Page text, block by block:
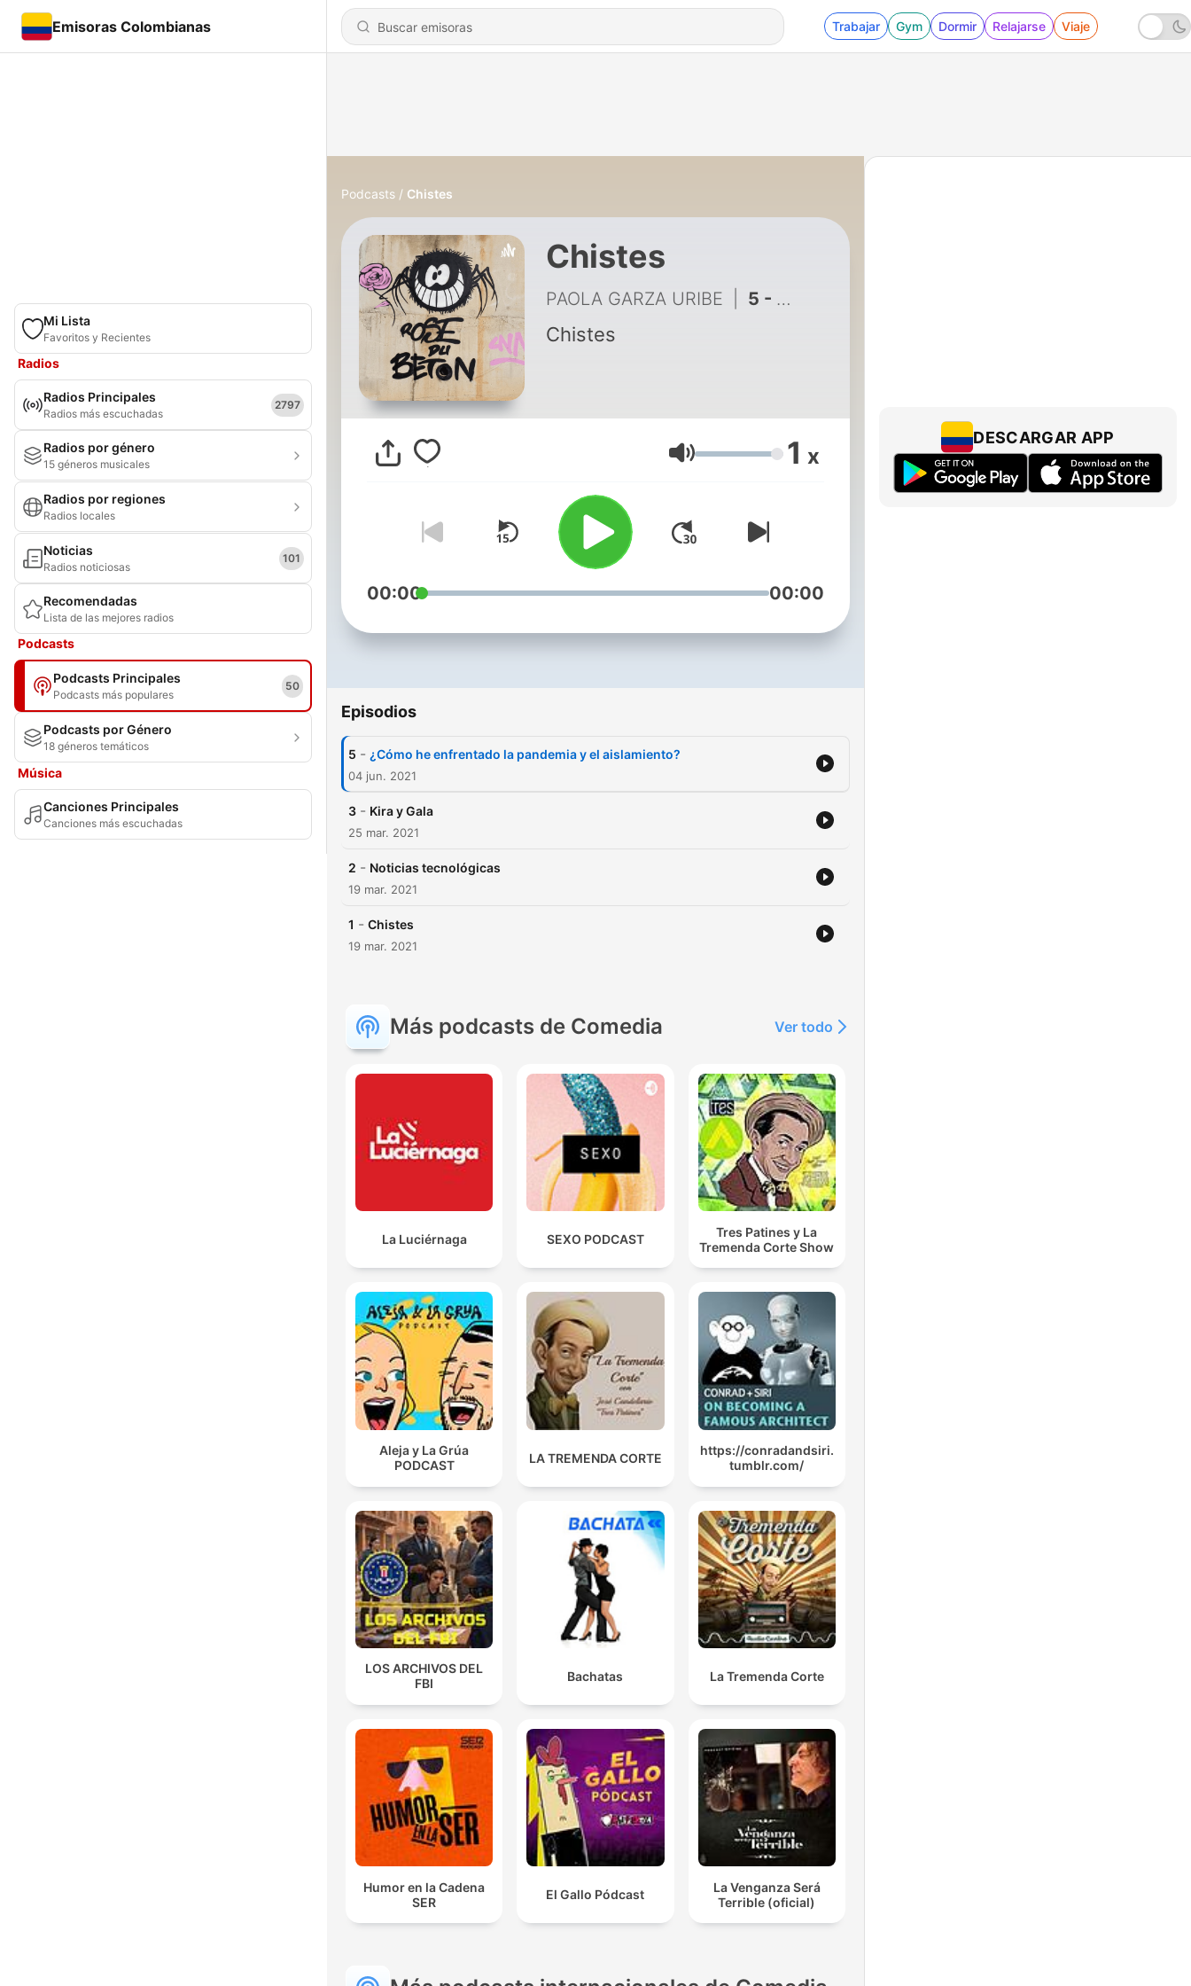
Emisoras Colombianas Trabajar Gym Dormir Relajarse Viaje
Mi Lista
Favoritos y Recientes
Radios
Radios Principales
Radios más escuchadas
2797
Radios por género
15 géneros musicales
Radios por regiones
Radios locales
Noticias
Radios noticiosas
101
Recomendadas
Lista de las mejores radios
Podcasts
Podcasts Principales
Podcasts más populares
50
Podcasts por Género
18 géneros temáticos
Música
Canciones Principales
Canciones más escuchadas
Podcasts Chistes
Chistes
PAOLA GARZA URIBE 5 - ¿Cómo he enfrentado la pandemia y el aislamiento?
Chistes
Volumen 1 x
00:00 00:00
Episodios
5 - ¿Cómo he enfrentado la pandemia y el aislamiento?
04 jun. 2021
3 - Kira y Gala
25 mar. 2021
2 - Noticias tecnológicas
19 mar. 2021
1 - Chistes
19 mar. 2021
Más podcasts de Comedia Ver todo
La Luciérnaga SEXO PODCAST
Tres Patines y La
Tremenda Corte Show
Aleja y La Grúa
PODCAST
LA TREMENDA CORTE
https://conradandsiri.
tumblr.com/
LOS ARCHIVOS DEL
FBI
Bachatas La Tremenda Corte
Humor en la Cadena
SER
El Gallo Pódcast
La Venganza Será
Terrible (oficial)
DESCARGAR APP